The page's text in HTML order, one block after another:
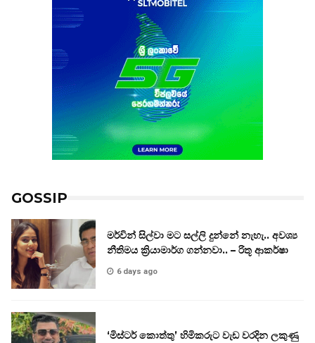
GOSSIP
මර්වින් සිල්වා මට සල්ලි දුන්නේ නැහැ.. අවශ්‍ය
නීතිමය ක්‍රියාමාර්ග ගන්නවා.. – රිතූ ආකර්ෂා
6 days ago
‘මිස්ටර් කොත්තු’ හිමිකරුට වැඩ වරදින ලකුණු